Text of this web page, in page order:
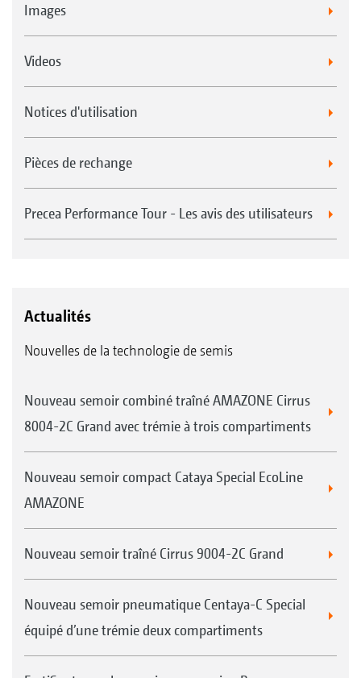
Images
Videos
Notices d'utilisation
Pièces de rechange
Precea Performance Tour - Les avis des utilisateurs
Actualités
Nouvelles de la technologie de semis
Nouveau semoir combiné traîné AMAZONE Cirrus
8004-2C Grand avec trémie à trois compartiments
Nouveau semoir compact Cataya Special EcoLine
AMAZONE
Nouveau semoir traîné Cirrus 9004-2C Grand
Nouveau semoir pneumatique Centaya-C Special
équipé d’une trémie deux compartiments